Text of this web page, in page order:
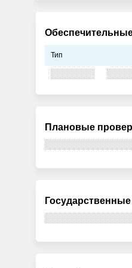
Тип
Плановые
Государственные